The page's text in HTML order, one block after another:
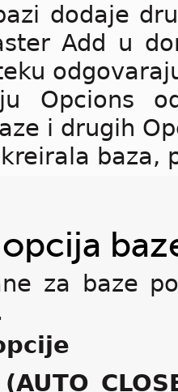
dodaje
Add u
Opcions
i drugih
baza,
za baze